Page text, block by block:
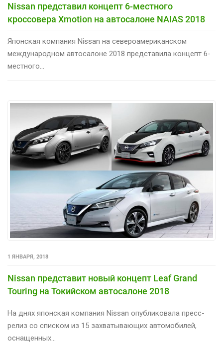
Nissan представил концепт 6-местного
кроссовера Xmotion на автосалоне NAIAS 2018
Японская компания Nissan на североамериканском
международном автосалоне 2018 представила концепт 6-
местного...
1 ЯНВАРЯ, 2018
Nissan представит новый концепт Leaf Grand
Touring на Токийском автосалоне 2018
На днях японская компания Nissan опубликовала пресс-
релиз со списком из 15 захватывающих автомобилей,
оснащенных...